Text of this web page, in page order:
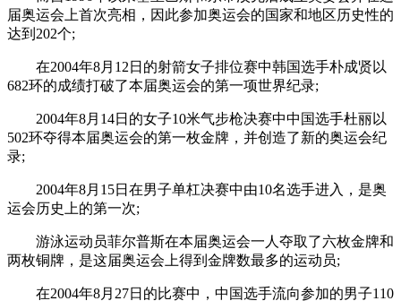
届奥运会上首次亮相，因此参加奥运会的国家和地区历史性的
达到202个;
在2004年8月12日的射箭女子排位赛中韩国选手朴成贤以
682环的成绩打破了本届奥运会的第一项世界纪录;
2004年8月14日的女子10米气步枪决赛中中国选手杜丽以
502环夺得本届奥运会的第一枚金牌，并创造了新的奥运会纪
录;
2004年8月15日在男子单杠决赛中由10名选手进入，是奥
运会历史上的第一次;
游泳运动员菲尔普斯在本届奥运会一人夺取了六枚金牌和
两枚铜牌，是这届奥运会上得到金牌数最多的运动员;
在2004年8月27日的比赛中，中国选手流向参加的男子110